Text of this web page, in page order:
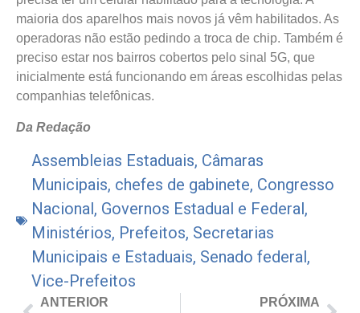
maioria dos aparelhos mais novos já vêm habilitados. As
operadoras não estão pedindo a troca de chip. Também é
preciso estar nos bairros cobertos pelo sinal 5G, que
inicialmente está funcionando em áreas escolhidas pelas
companhias telefônicas.
Da Redação
Assembleias Estaduais, Câmaras
Municipais, chefes de gabinete, Congresso
Nacional, Governos Estadual e Federal,
Ministérios, Prefeitos, Secretarias
Municipais e Estaduais, Senado federal,
Vice-Prefeitos
ANTERIOR PRÓXIMA